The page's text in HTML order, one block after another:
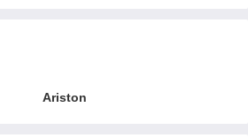
Ariston